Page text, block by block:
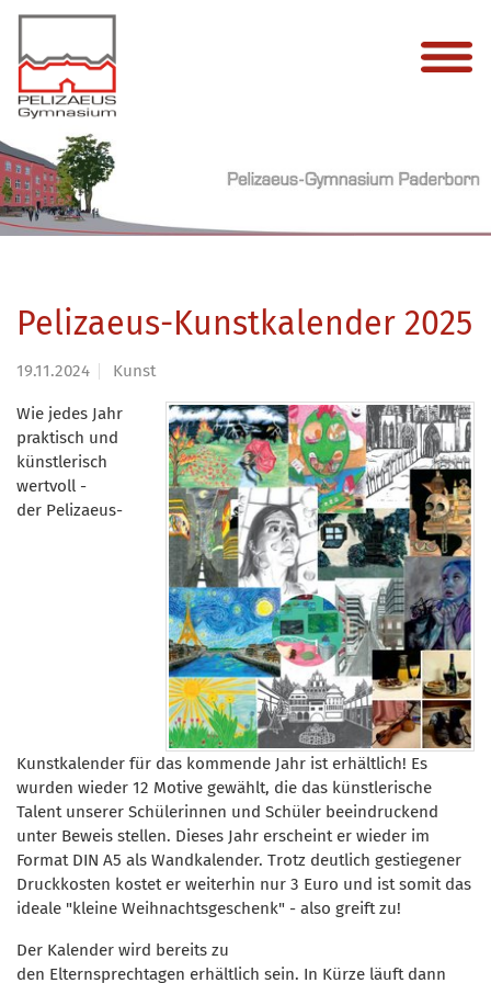
Pelizaeus-Kunstkalender 2025
19.11.2024 Kunst
Wie jedes Jahr
praktisch und
künstlerisch
wertvoll -
der Pelizaeus-
Kunstkalender für das kommende Jahr ist erhältlich! Es
wurden wieder 12 Motive gewählt, die das künstlerische
Talent unserer Schülerinnen und Schüler beeindruckend
unter Beweis stellen. Dieses Jahr erscheint er wieder im
Format DIN A5 als Wandkalender. Trotz deutlich gestiegener
Druckkosten kostet er weiterhin nur 3 Euro und ist somit das
ideale "kleine Weihnachtsgeschenk" - also greift zu!
Der Kalender wird bereits zu
den Elternsprechtagen erhältlich sein. In Kürze läuft dann